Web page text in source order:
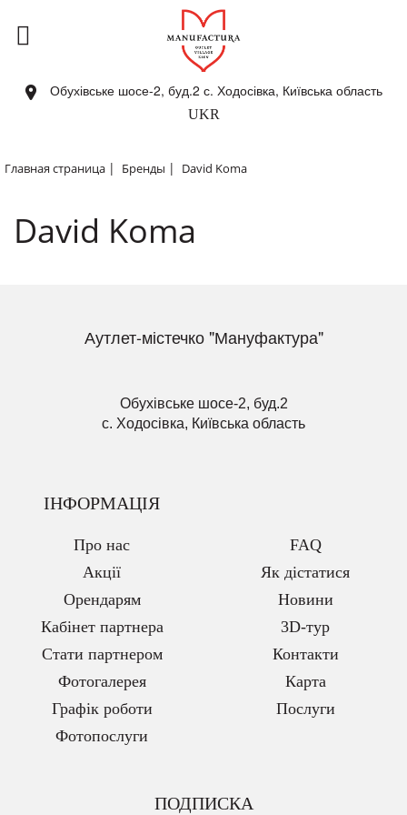
Обухівське шосе-2, буд.2 с. Ходосівка, Київська область
UKR
Главная страница | Бренды | David Koma
David Koma
Аутлет-містечко "Мануфактура"
Обухівське шосе-2, буд.2
с. Ходосівка, Київська область
ІНФОРМАЦІЯ
Про нас
Акції
Орендарям
Кабінет партнера
Стати партнером
Фотогалерея
Графік роботи
Фотопослуги
FAQ
Як дістатися
Новини
3D-тур
Контакти
Карта
Послуги
ПОДПИСКА